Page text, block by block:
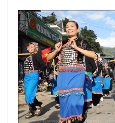
distintivo de esa